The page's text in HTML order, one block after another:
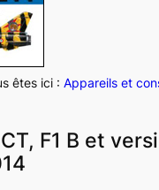
êtes ici : Appareils et
F1 B et